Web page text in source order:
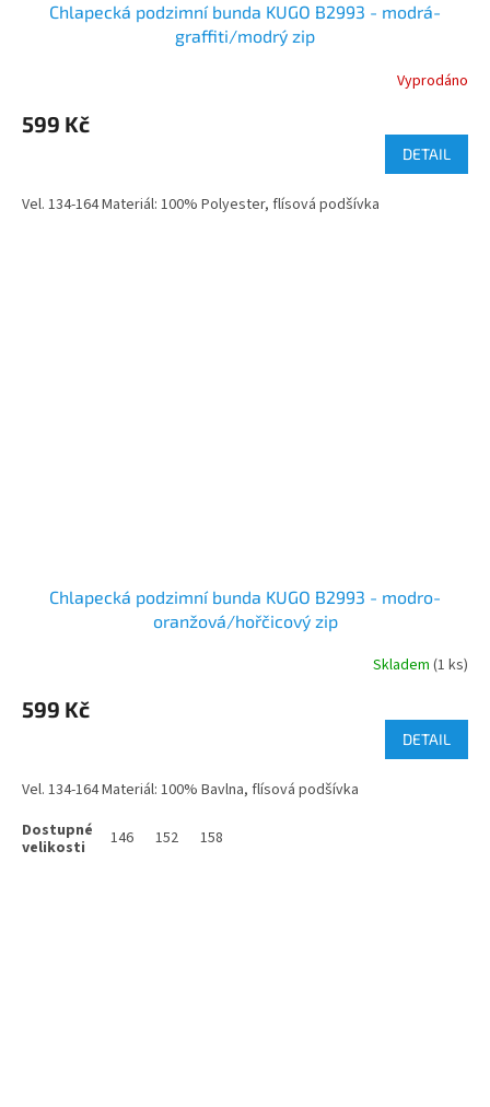
Chlapecká podzimní bunda KUGO B2993 - modrá-
graffiti/modrý zip
Vyprodáno
599 Kč
DETAIL
Vel. 134-164 Materiál: 100% Polyester, flísová podšívka
Chlapecká podzimní bunda KUGO B2993 - modro-
oranžová/hořčicový zip
Skladem (1 ks)
599 Kč
DETAIL
Vel. 134-164 Materiál: 100% Bavlna, flísová podšívka
146 152 158